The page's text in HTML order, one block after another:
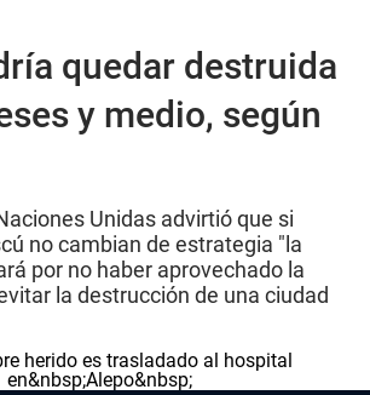
quedar destruida
y medio, según
Unidas advirtió que si
no cambian de estrategia "la
por no haber aprovechado la
la destrucción de una ciudad